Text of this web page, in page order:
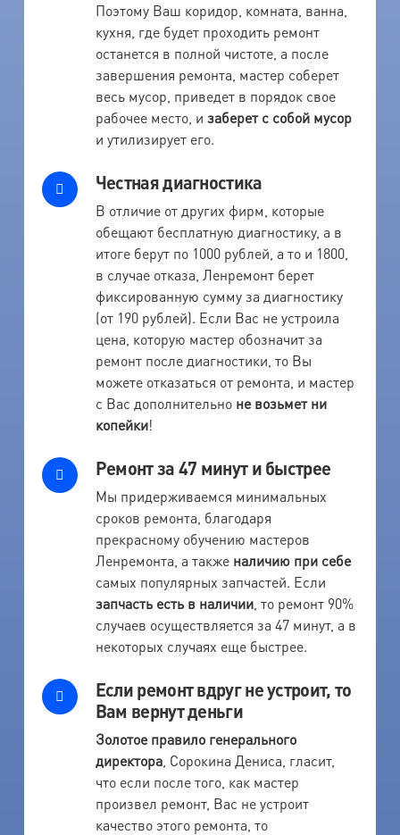
Поэтому Ваш коридор, комната, ванна,
кухня, где будет проходить ремонт
останется в полной чистоте, а после
завершения ремонта, мастер соберет
весь мусор, приведет в порядок свое
рабочее место, и заберет с собой мусор
и утилизирует его.
Честная диагностика
В отличие от других фирм, которые
обещают бесплатную диагностику, а в
итоге берут по 1000 рублей, а то и 1800,
в случае отказа, Ленремонт берет
фиксированную сумму за диагностику
(от 190 рублей). Если Вас не устроила
цена, которую мастер обозначит за
ремонт после диагностики, то Вы
можете отказаться от ремонта, и мастер
с Вас дополнительно не возьмет ни
копейки!
Ремонт за 47 минут и быстрее
Мы придерживаемся минимальных
сроков ремонта, благодаря
прекрасному обучению мастеров
Ленремонта, а также наличию при себе
самых популярных запчастей. Если
запчасть есть в наличии, то ремонт 90%
случаев осуществляется за 47 минут, а в
некоторых случаях еще быстрее.
Если ремонт вдруг не устроит, то
Вам вернут деньги
Золотое правило генерального
директора, Сорокина Дениса, гласит,
что если после того, как мастер
произвел ремонт, Вас не устроит
качество этого ремонта, то